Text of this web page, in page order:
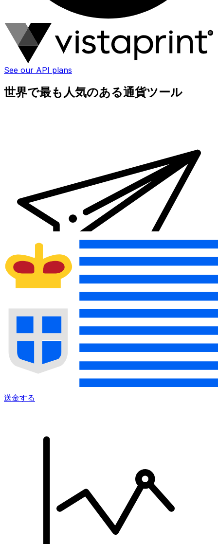
See our API plans
世界で最も人気のある通貨ツール
Xe 国際送金
オンラインの送金が迅速、安全、簡単に行えます。ライブの
追跡と通知に加え、柔軟な配信と支払いオプションをご利用
送金する